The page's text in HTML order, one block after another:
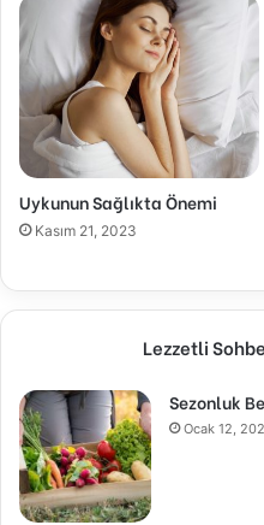
Uykunun Sağlıkta Önemi
Kasım 21, 2023
Lezzetli
Sezonluk
Ocak 12,